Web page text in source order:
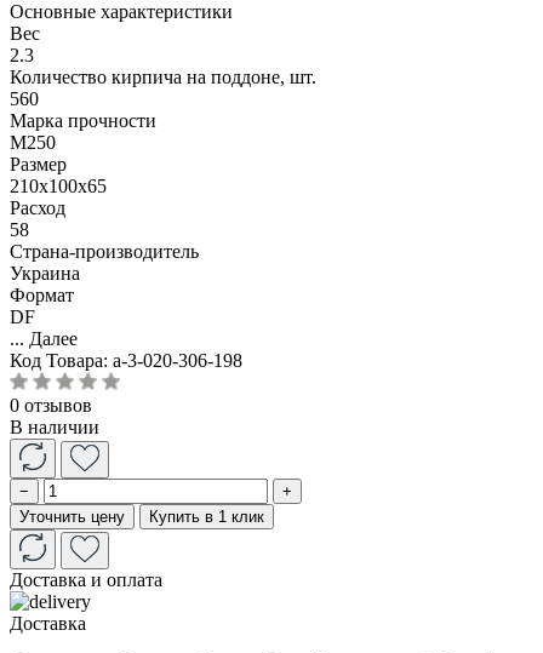
Основные характеристики
Вес
2.3
Количество кирпича на поддоне, шт.
560
Марка прочности
М250
Размер
210x100x65
Расход
58
Страна-производитель
Украина
Формат
DF
... Далее
Код Товара: a-3-020-306-198
0 отзывов
В наличии
−
+
Уточнить цену
Купить в 1 клик
Доставка и оплата
Доставка